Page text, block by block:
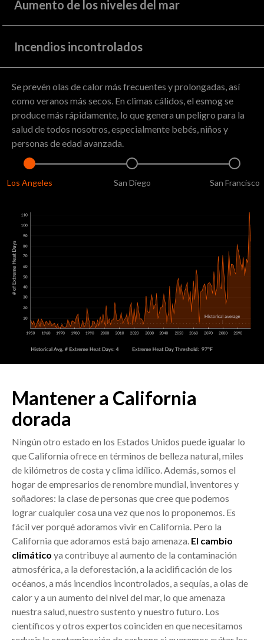
Aumento de los niveles del mar
Incendios incontrolados
Se prevén olas de calor más frecuentes y prolongadas, así
como veranos más secos. En climas cálidos, el esmog se
produce más rápidamente, lo que genera un peligro para la
salud de todos nosotros, especialmente bebés, niños y
personas de edad avanzada.
Los Angeles San Diego San Francisco
Mantener a California
dorada
Ningún otro estado en los Estados Unidos puede igualar lo
que California ofrece en términos de belleza natural, miles
de kilómetros de costa y clima idílico. Además, somos el
hogar de empresarios de renombre mundial, inventores y
soñadores: la clase de personas que cree que podemos
lograr cualquier cosa una vez que nos lo proponemos. Es
fácil ver porqué adoramos vivir en California. Pero la
California que adoramos está bajo amenaza. El cambio
climático ya contribuye al aumento de la contaminación
atmosférica, a la deforestación, a la acidificación de los
océanos, a más incendios incontrolados, a sequías, a olas de
calor y a un aumento del nivel del mar, lo que amenaza
nuestra salud, nuestro sustento y nuestro futuro. Los
científicos y otros expertos coinciden en que necesitamos